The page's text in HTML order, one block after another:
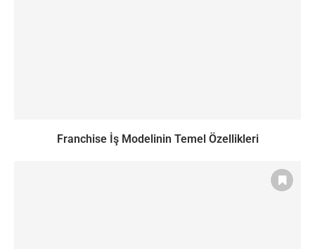
Franchise İş Modelinin Temel Özellikleri